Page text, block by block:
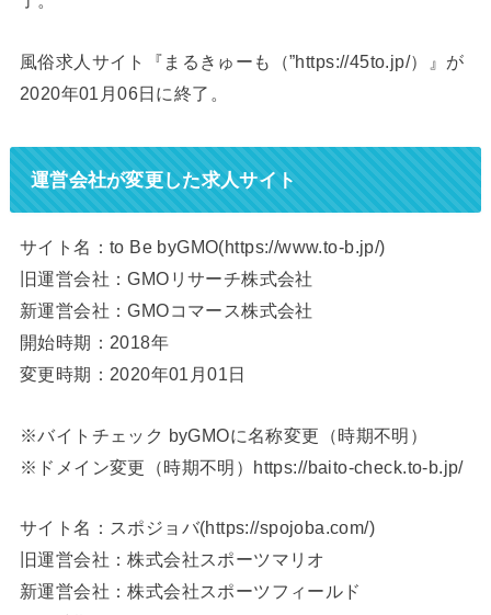
風俗求人サイト『まるきゅーも（”https://45to.jp/）』が
2020年01月06日に終了。
運営会社が変更した求人サイト
サイト名：to Be byGMO(https://www.to-b.jp/)
旧運営会社：GMOリサーチ株式会社
新運営会社：GMOコマース株式会社
開始時期：2018年
変更時期：2020年01月01日
※バイトチェック byGMOに名称変更（時期不明）
※ドメイン変更（時期不明）https://baito-check.to-b.jp/
サイト名：スポジョバ(https://spojoba.com/)
旧運営会社：株式会社スポーツマリオ
新運営会社：株式会社スポーツフィールド